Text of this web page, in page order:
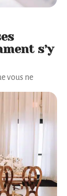
s’y
vous ne